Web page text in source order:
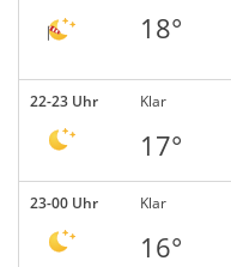
18°
22-23 Uhr Klar
17°
23-00 Uhr Klar
16°